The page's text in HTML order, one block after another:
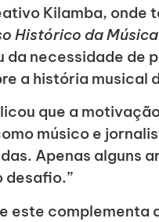
Kilamba, onde
Histórico da
necessidade de
a história musical
que a
músico e
Apenas alguns
desafio.”
este complementa